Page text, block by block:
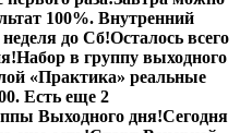
100%. Внутренний
до Сб!Осталось всего
Набор в группу выходного
«Практика» реальные
Есть еще 2
Выходного дня!Сегодня